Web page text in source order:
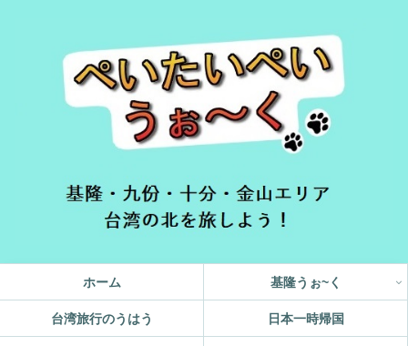
ホーム 基隆うぉ~く
台湾旅行のうはう 日本一時帰国